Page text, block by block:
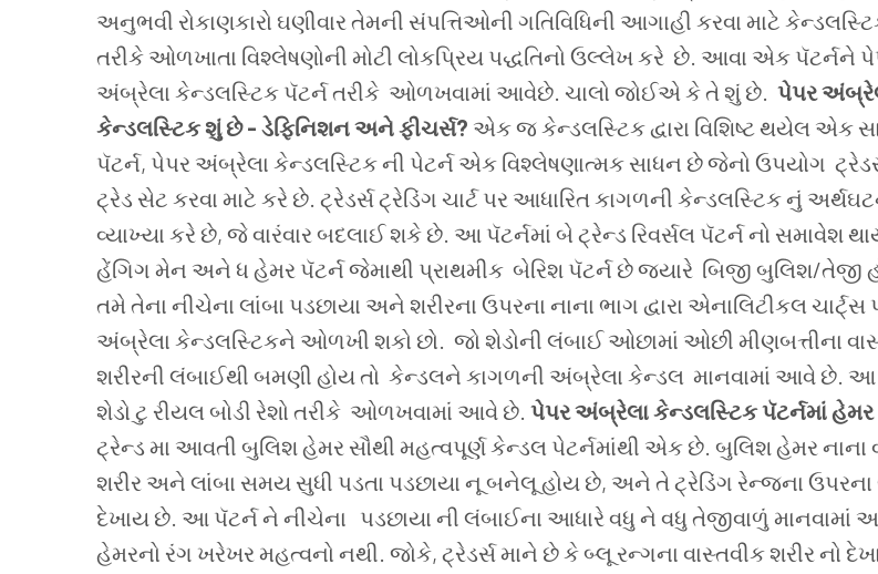
અનુભવી રોકાણકારો ઘણીવાર તેમની સંપત્તિઓની ગતિવિધિની આગાહી કરવા માટે
તરીકે ઓળખાતા વિશ્લેષણોની મોટી લોકપ્રિય પદ્ધતિનો ઉલ્લેખ કરે છે. આવા એક પૅટર્નને
અંબ્રેલા કેન્ડલસ્ટિક પૅટર્ન તરીકે ઓળખવામાં આવેછે. ચાલો જોઈએ કે તે શું છે. પેપર
કેન્ડલસ્ટિક શું છે - ડેફિનિશન અને ફીચર્સ? એક જ કેન્ડલસ્ટિક દ્વારા વિશિષ્ટ થયેલ એક
પૅટર્ન, પેપર અંબ્રેલા કેન્ડલસ્ટિક ની પેટર્ન એક વિશ્લેષણાત્મક સાધન છે જેનો ઉપયોગ ટ્રેડર્સ
ટ્રેડ સેટ કરવા માટે કરે છે. ટ્રેડર્સ ટ્રેડિંગ ચાર્ટ પર આધારિત કાગળની કેન્ડલસ્ટિકનું
વ્યાખ્યા કરે છે, જે વારંવાર બદલાઈ શકે છે. આ પૅટર્નમાં બે ટ્રેન્ડ રિવર્સલ પૅટર્ન નો સમાવેશ
હેંગિગ મેન અને ધ હેમર પૅટર્ન જેમાથી પ્રાથમીક બેરિશ પૅટર્ન છે જ્યારે બિજી બુલિશ/તેજી
તમે તેના નીચેના લાંબા પડછાયા અને શરીરના ઉપરના નાના ભાગ દ્વારા એનાલિટીકલ ચાર્ટ્સ
અંબ્રેલા કેન્ડલસ્ટિકને ઓળખી શકો છો. જો શેડોની લંબાઈ ઓછામાં ઓછી મીણબત્તીના
શરીરની લંબાઈથી બમણી હોય તો કેન્ડલને કાગળની અંબ્રેલા કેન્ડલ માનવામાં આવે છે.
શેડો ટુ રીયલ બોડી રેશો તરીકે ઓળખવામાં આવે છે. પેપર અંબ્રેલા કેન્ડલસ્ટિક પૅટર્નમાં હેમર
ટ્રેન્ડ મા આવતી બુલિશ હેમર સૌથી મહત્વપૂર્ણ કેન્ડલ પેટર્નમાંથી એક છે. બુલિશ હેમર નાના
શરીર અને લાંબા સમય સુધી પડતા પડછાયા નૂ બનેલૂ હોય છે, અને તે ટ્રેડિંગ રેન્જના ઉપરના
દેખાય છે. આ પૅટર્ન ને નીચેના પડછાયા ની લંબાઈના આધારે વધુ ને વધુ તેજીવાળું માનવામાં
હેમરનો રંગ ખરેખર મહત્વનો નથી. જોકે, ટ્રેડર્સ માને છે કે બ્લૂ રન્ગના વાસ્તવીક શરીર નો